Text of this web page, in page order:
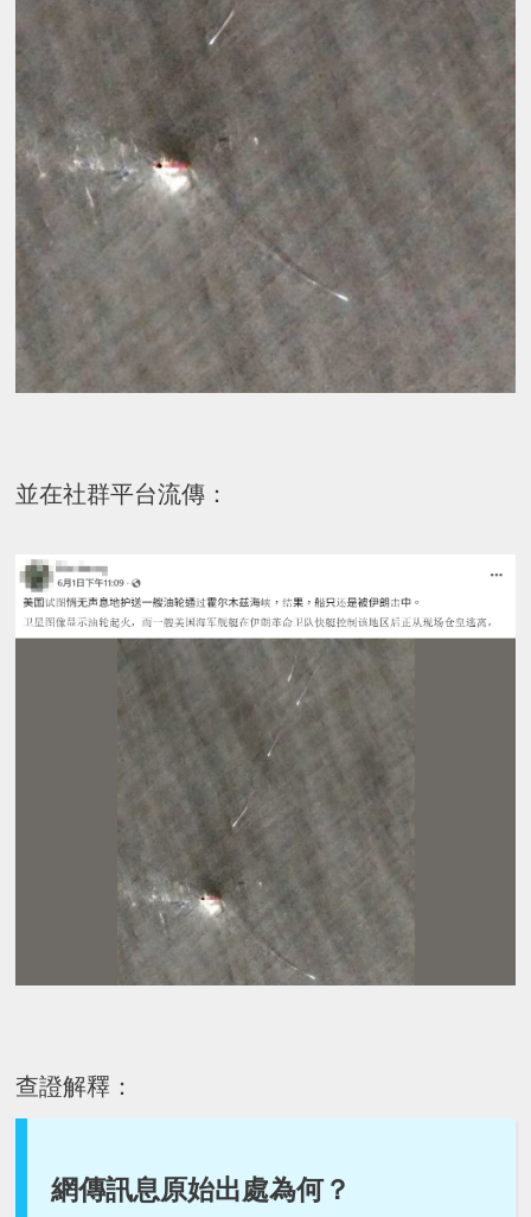
並在社群平台流傳：
查證解釋：
網傳訊息原始出處為何？